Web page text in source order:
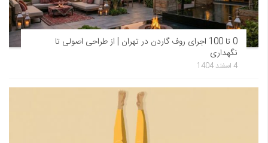
0 تا 100 اجرای روف گاردن در تهران | از طراحی اصولی تا
نگهداری
4 اسفند 1404